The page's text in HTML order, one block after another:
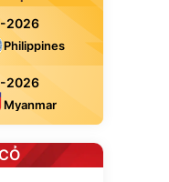
2026
Philippines
2026
Myanmar